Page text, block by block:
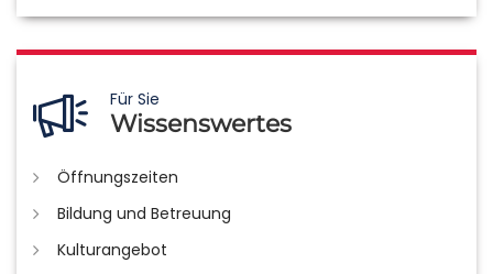
Für Sie
Wissenswertes
Öffnungszeiten
Bildung und Betreuung
Kulturangebot